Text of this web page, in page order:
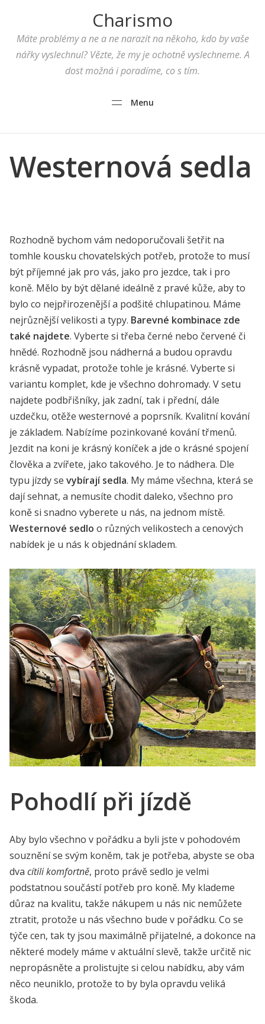
Charismo
Máte problémy a ne a ne narazit na někoho, kdo by vaše
nářky vyslechnul? Vězte, že my je ochotně vyslechneme. A
dost možná i poradíme, co s tím.
Menu
Westernová sedla
Rozhodně bychom vám nedoporučovali šetřit na
tomhle kousku chovatelských potřeb, protože to musí
být příjemné jak pro vás, jako pro jezdce, tak i pro
koně. Mělo by být dělané ideálně z pravé kůže, aby to
bylo co nejpřirozenější a podšité chlupatinou. Máme
nejrůznější velikosti a typy. Barevné kombinace zde
také najdete. Vyberte si třeba černé nebo červené či
hnědé. Rozhodně jsou nádherná a budou opravdu
krásně vypadat, protože tohle je krásné. Vyberte si
variantu komplet, kde je všechno dohromady. V setu
najdete podbřišníky, jak zadní, tak i přední, dále
uzdečku, otěže westernové a poprsník. Kvalitní kování
je základem. Nabízíme pozinkované kování třmenů.
Jezdit na koni je krásný koníček a jde o krásné spojení
člověka a zvířete, jako takového. Je to nádhera. Dle
typu jízdy se vybírají sedla. My máme všechna, která se
dají sehnat, a nemusíte chodit daleko, všechno pro
koně si snadno vyberete u nás, na jednom místě.
Westernové sedlo o různých velikostech a cenových
nabídek je u nás k objednání skladem.
Pohodlí při jízdě
Aby bylo všechno v pořádku a byli jste v pohodovém
souznění se svým koněm, tak je potřeba, abyste se oba
dva cítili komfortně, proto právě sedlo je velmi
podstatnou součástí potřeb pro koně. My klademe
důraz na kvalitu, takže nákupem u nás nic nemůžete
ztratit, protože u nás všechno bude v pořádku. Co se
týče cen, tak ty jsou maximálně přijatelné, a dokonce na
některé modely máme v aktuální slevě, takže určitě nic
nepropásněte a prolistujte si celou nabídku, aby vám
něco neuniklo, protože to by byla opravdu veliká
škoda.